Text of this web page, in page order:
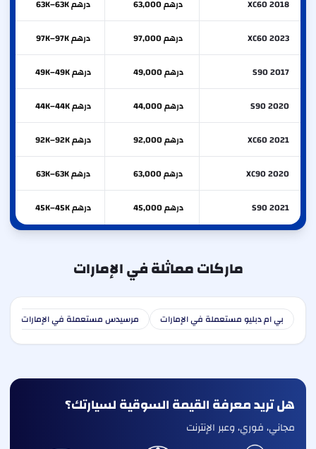
XC60 2018 درهم 63,000 درهم 63K–63K
XC60 2023 درهم 97,000 درهم 97K–97K
S90 2017 درهم 49,000 درهم 49K–49K
S90 2020 درهم 44,000 درهم 44K–44K
XC60 2021 درهم 92,000 درهم 92K–92K
XC90 2020 درهم 63,000 درهم 63K–63K
S90 2021 درهم 45,000 درهم 45K–45K
ماركات مماثلة في الإمارات
بي ام دبليو مستعملة في الإمارات مرسيدس مستعملة في الإمارات
هل تريد معرفة القيمة السوقية لسيارتك؟
مجاني، فوري، وعبر الإنترنت